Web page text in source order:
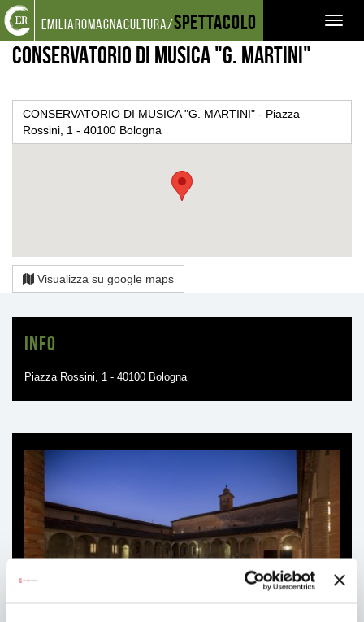
Torna
alla
home
page
Cerca
nel
sito
Salta
ai
contenuti
Salta
al
menu
principale
emiliaromagnacultura/Spettacolo
LUOGHI ALTRE SEDI DI SPETTACOLO CONSERVATORIO DI MUSICA "G. MARTINI"
CONSERVATORIO DI MUSICA "G. MARTINI"
CONSERVATORIO DI MUSICA "G. MARTINI" - Piazza
Rossini, 1 - 40100 Bologna
Visualizza su google maps
Info
Piazza Rossini, 1 - 40100 Bologna
Ti
può
interessare